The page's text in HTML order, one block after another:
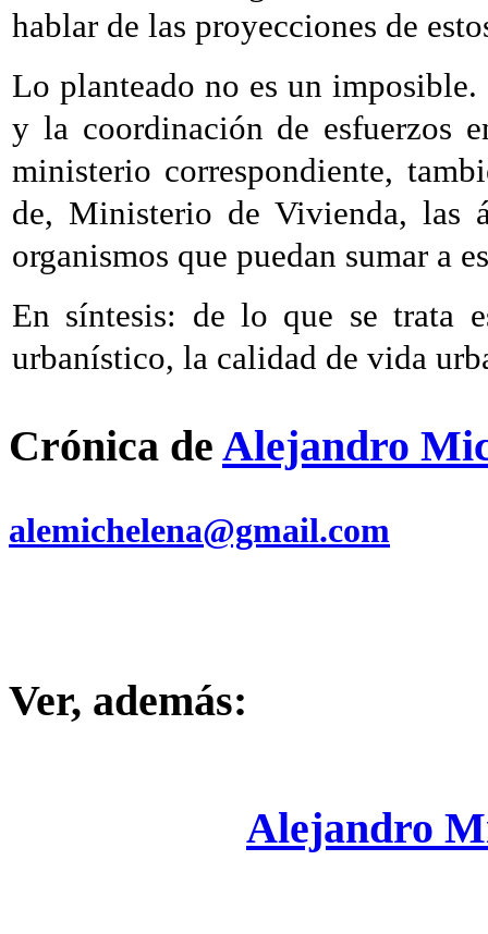
hablar de las proyecciones de
Lo planteado no es un
y la coordinación de esfuerzos
ministerio correspondiente,
de, Ministerio de Vivienda, las
organismos que puedan sumar a
En síntesis: de lo que se trata
urbanístico, la calidad de vida
Crónica de Alejandro
alemichelena@gmail.com
Ver, además:
Alejandro